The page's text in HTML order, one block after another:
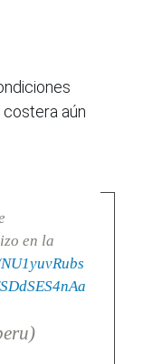
aún
en la